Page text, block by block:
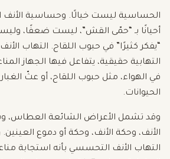
الحساسية ليست خيالًا. وحساسية الأنف
أحيانًا بـ “حمّى القش”، ليست ضعفًا،
“يفكر كثيرًا” في حبوب اللقاح. التهاب
التهابية حقيقية، يتفاعل فيها الجهاز
في الهواء، مثل حبوب اللقاح، أو عثّ
الحيوانات.
وقد تشمل الأعراض الشائعة العطاس،
الأنف، وحكة الأنف، وحكة أو دموع
التهاب الأنف التحسسي بأنه استجابة